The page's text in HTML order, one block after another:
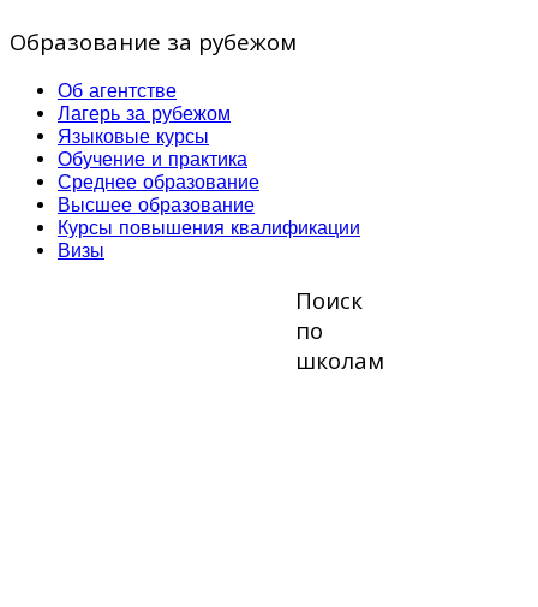
Образование за рубежом
Об агентстве
Лагерь за рубежом
Языковые курсы
Обучение и практика
Среднее образование
Высшее образование
Курсы повышения квалификации
Визы
Поиск
по
школам